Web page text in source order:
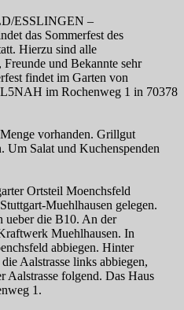
ESSLINGEN –
das Sommerfest des
Hierzu sind alle
und Bekannte sehr
findet im Garten von
im Rochenweg 1 in 70378
vorhanden. Grillgut
Um Salat und Kuchenspenden
Ortsteil Moenchsfeld
Muehlhausen gelegen.
ueber die B10. An der
Muehlhausen. In
abbiegen. Hinter
Aalstrasse links abbiegen,
Aalstrasse folgend. Das Haus
1.